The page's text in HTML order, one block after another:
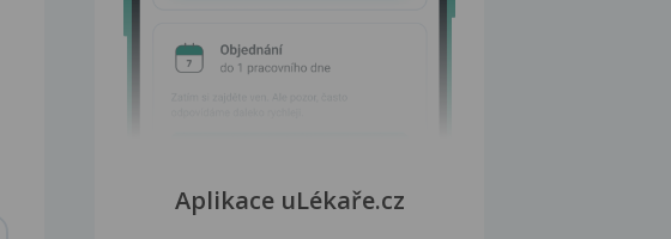
Aplikace uLékaře.cz